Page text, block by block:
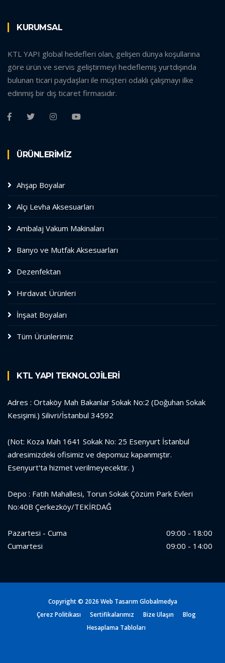
KURUMSAL
KTL YAPI global hedefleri olan, gelişen dünya koşullarına
göre ürün ve servis geliştirmeyi hedeflemiş yurtdışında
bulunan ticari paydaşları ile müşteri odaklı çalışmayı ilke
edinmiş bir dış ticaret firmasıdır.
ÜRÜNLERİMİZ
Ahşap Boyalar
Alçı Levha Aksesuarları
Ambalaj Vakum Makinaları
Banyo ve Mutfak Aksesuarları
Dezenfektan
Hırdavat Ürünleri
İnşaat Boyaları
Tüm Ürünlerimiz
KTL YAPI TEKNOLOJİLERİ
Adres : Ortaköy Mah Bakanlar Sokak No:2 (Doğuhan Sokak
Kesişimi.) Silivri/İstanbul 34592
(Not: Koza Mah 1641 Sokak No: 25 Esenyurt İstanbul
adresimizdeki ofisimiz ve depomuz kapanmıştır.
Esenyurt'ta hizmet verilmeyecektir. )
Depo : Fatih Mahallesi, Torun Sokak Çözüm Park Evleri
No:40B Çerkezköy/TEKİRDAĞ
Pazartesi - Cuma
09:00 - 18:00
Cumartesi
09:00 - 14:00
Copyright © 2026 Web TasarımGlobalmedya
Çerez Politikası
Sertifikalarımız Bize Ulaşın
Blog
Hesaplama Tabloları